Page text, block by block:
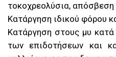
τοκοχρεολύσια,
Κατάργηση ιδικού φόρου
Κατάργηση στους μυ
των επιδοτήσεων και